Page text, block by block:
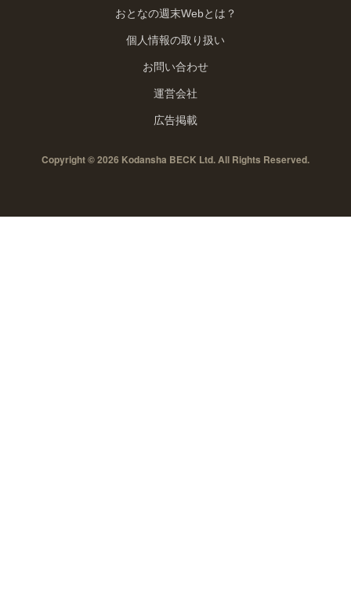
おとなの週末Webとは？
個人情報の取り扱い
お問い合わせ
運営会社
広告掲載
Copyright © 2026 Kodansha BECK Ltd. All Rights Reserved.